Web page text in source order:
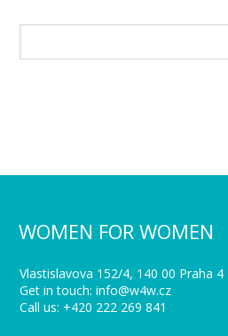
WOMEN FOR WOMEN
Vlastislavova 152/4, 140 00 Praha 4
Get in touch: info@w4w.cz
Call us: +420 222 269 841